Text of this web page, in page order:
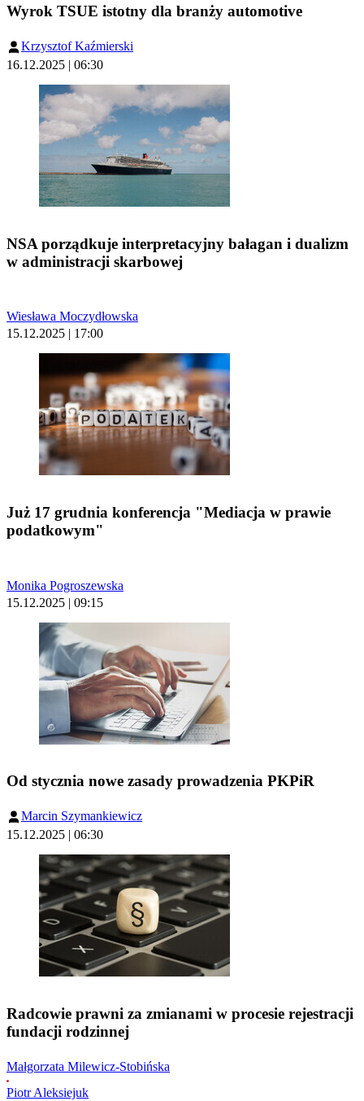
Wyrok TSUE istotny dla branży automotive
Krzysztof Kaźmierski
16.12.2025 | 06:30
NSA porządkuje interpretacyjny bałagan i dualizm
w administracji skarbowej
Wiesława Moczydłowska
15.12.2025 | 17:00
Już 17 grudnia konferencja "Mediacja w prawie
podatkowym"
Monika Pogroszewska
15.12.2025 | 09:15
Od stycznia nowe zasady prowadzenia PKPiR
Marcin Szymankiewicz
15.12.2025 | 06:30
Radcowie prawni za zmianami w procesie rejestracji
fundacji rodzinnej
Małgorzata Milewicz-Stobińska
Piotr Aleksiejuk